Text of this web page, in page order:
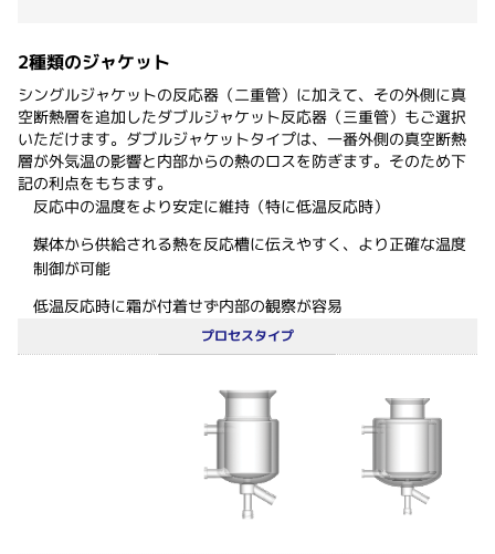
2種類のジャケット
シングルジャケットの反応器（二重管）に加えて、その外側に真
空断熱層を追加したダブルジャケット反応器（三重管）もご選択
いただけます。ダブルジャケットタイプは、一番外側の真空断熱
層が外気温の影響と内部からの熱のロスを防ぎます。そのため下
記の利点をもちます。
反応中の温度をより安定に維持（特に低温反応時）
媒体から供給される熱を反応槽に伝えやすく、より正確な温度
制御が可能
低温反応時に霜が付着せず内部の観察が容易
プロセスタイプ